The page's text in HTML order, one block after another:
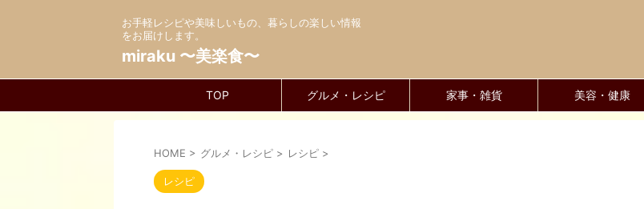
お手軽レシピや美味しいもの、暮らしの楽しい情報
をお届けします。
miraku 〜美楽食〜
TOP グルメ・レシピ 家事・雑貨 美容・健康
HOME > グルメ・レシピ > レシピ >
レシピ